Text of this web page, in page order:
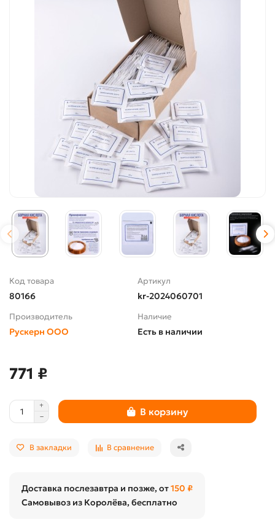
Код товара
80166
Артикул
kr-2024060701
Производитель
Рускерн ООО
Наличие
Есть в наличии
771 ₽
В корзину
В закладки В сравнение
Доставка послезавтра и позже, от150 ₽
Самовывоз из Королёва, бесплатно